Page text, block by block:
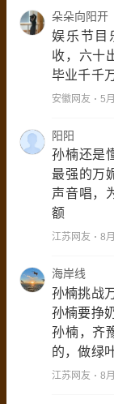
朵朵向阳开
娱乐节目
收，六十
毕业千千
安徽网友 5
阳阳
孙楠还是
最强的万
声音唱，
额
江苏网友 8
海岸线
孙楠挑战
孙楠要挣
孙楠，齐
的，做绿
江苏网友 8